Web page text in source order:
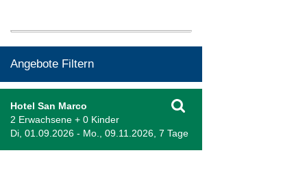
Angebote Filtern
Hotel San Marco
2 Erwachsene + 0 Kinder
Di, 01.09.2026 - Mo., 09.11.2026, 7 Tage